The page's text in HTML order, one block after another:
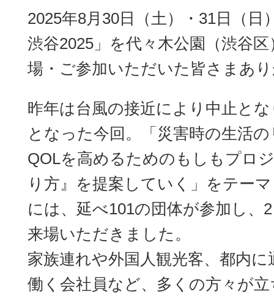
2025年8月30日（土）・31日（日
渋谷2025」を代々木公園（渋谷
場・ご参加いただいた皆さまあ
昨年は台風の接近により中止と
となった今回。「災害時の生活
QOLを高めるためのもしもプロ
り方』を提案していく」をテー
には、延べ101の団体が参加し、
来場いただきました。
家族連れや外国人観光客、都内
働く会社員など、多くの方々が